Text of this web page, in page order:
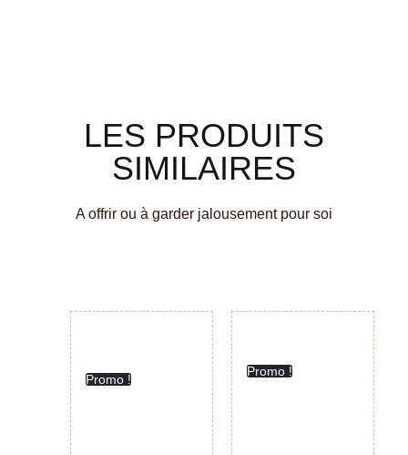
LES PRODUITS
SIMILAIRES
A offrir ou à garder jalousement pour soi
Promo !
Promo !